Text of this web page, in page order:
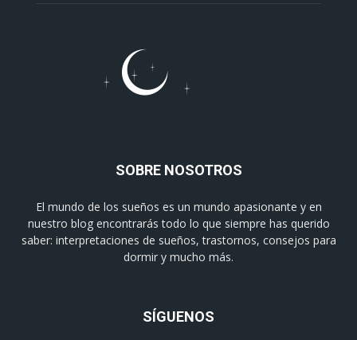
SOBRE NOSOTROS
El mundo de los sueños es un mundo apasionante y en
nuestro blog encontrarás todo lo que siempre has querido
saber: interpretaciones de sueños, trastornos, consejos para
dormir y mucho más.
SÍGUENOS